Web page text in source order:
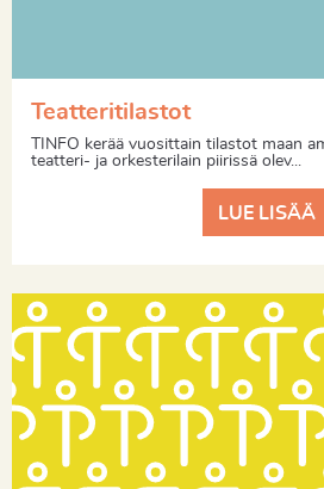
Teatteritilastot
TINFO kerää vuosittain tilastot maan
teatteri- ja orkesterilain piirissä olev...
LUE LISÄÄ